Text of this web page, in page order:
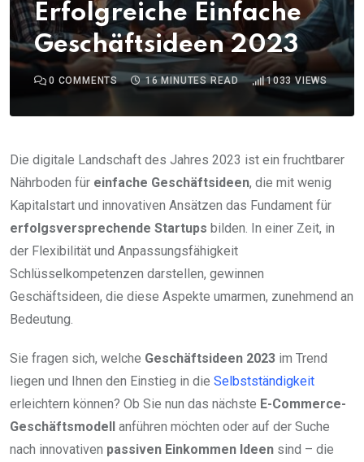
Erfolgreiche Einfache
Geschäftsideen 2023
0 COMMENTS 16 MINUTES READ 1033 VIEWS
Die digitale Landschaft des Jahres 2023 ist ein fruchtbarer
Nährboden für einfache Geschäftsideen, die mit wenig
Kapitalstart und innovativen Ansätzen das Fundament für
erfolgsversprechende Startups bilden. In einer Zeit, in
der Flexibilität und Anpassungsfähigkeit
Schlüsselkompetenzen darstellen, gewinnen
Geschäftsideen, die diese Aspekte umarmen, zunehmend an
Bedeutung.
Sie fragen sich, welche Geschäftsideen 2023 im Trend
liegen und Ihnen den Einstieg in die Selbstständigkeit
erleichtern können? Ob Sie nun das nächste E-Commerce-
Geschäftsmodell
anführen möchten oder auf der Suche
nach innovativen passiven Einkommen Ideen sind – die